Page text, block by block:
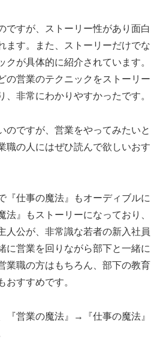
ですが、ストーリー性があり面白
ます。また、ストーリーだけでな
クが具体的に紹介されています。
の営業のテクニックをストーリー
、非常にわかりやすかったです。
のですが、営業をやってみたいと
職の人にはぜひ読んで欲しいおす
『仕事の魔法』もオーディブルに
法』もストーリーになっており、
人公が、非常識な若者の新入社員
に営業を回りながら部下と一緒に
業職の方はもちろん、部下の教育
おすすめです。
『営業の魔法』→『仕事の魔法』